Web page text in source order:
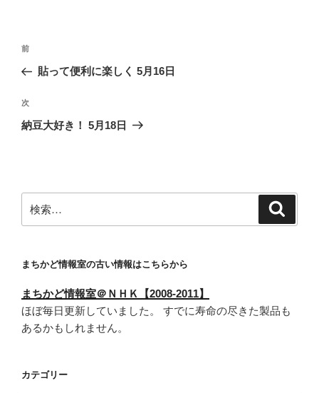
投
ナ
ビ
ゲ
ン
前
の
稿
前
貼って便利に楽しく 5月16日
次
の
次
納豆大好き！ 5月18日
索:
まちかど情報室の古い情報はこちらから
まちかど情報室＠ＮＨＫ【2008-2011】
ほぼ毎日更新していました。 すでに寿命の尽きた製品も
あるかもしれません。
カテゴリー